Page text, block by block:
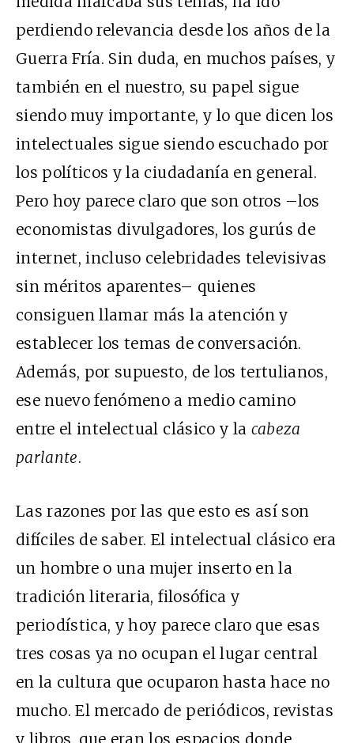
perdiendo relevancia desde los años de la
Guerra Fría. Sin duda, en muchos países, y
también en el nuestro, su papel sigue
siendo muy importante, y lo que dicen los
intelectuales sigue siendo escuchado por
los políticos y la ciudadanía en general.
Pero hoy parece claro que son otros –los
economistas divulgadores, los gurús de
internet, incluso celebridades televisivas
sin méritos aparentes– quienes
consiguen llamar más la atención y
establecer los temas de conversación.
Además, por supuesto, de los tertulianos,
ese nuevo fenómeno a medio camino
entre el intelectual clásico y la cabeza
parlante.
Las razones por las que esto es así son
difíciles de saber. El intelectual clásico era
un hombre o una mujer inserto en la
tradición literaria, filosófica y
periodística, y hoy parece claro que esas
tres cosas ya no ocupan el lugar central
en la cultura que ocuparon hasta hace no
mucho. El mercado de periódicos, revistas